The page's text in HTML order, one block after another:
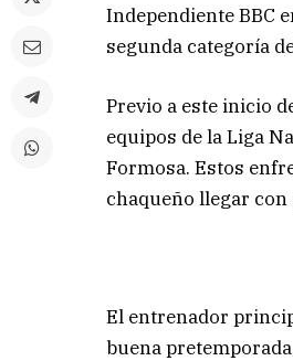
Independiente BBC
segunda categoría
Previo a este inicio
equipos de la Liga
Formosa. Estos
chaqueño llegar
El entrenador
buena